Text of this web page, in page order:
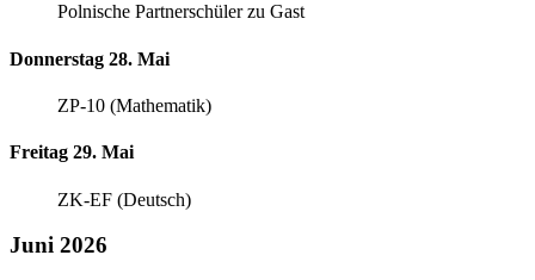
Polnische Partnerschüler zu Gast
Donnerstag 28. Mai
ZP-10 (Mathematik)
Freitag 29. Mai
ZK-EF (Deutsch)
Juni 2026